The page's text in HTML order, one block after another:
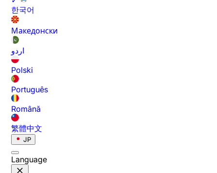
한국어
Македонски
اردو
Polski
Português
Română
繁體中文
JP
Language